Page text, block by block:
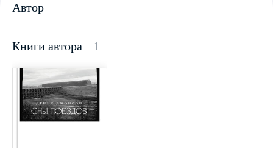
Автор
Книги автора 1